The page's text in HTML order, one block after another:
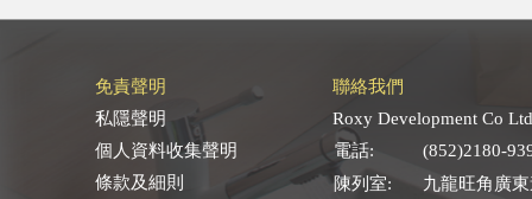
免責聲明
私隱聲明
個人資料收集聲明
條款及細則
聯絡我們
Roxy Development Co
電話:
(852)2180-
陳列室:
九龍旺角廣